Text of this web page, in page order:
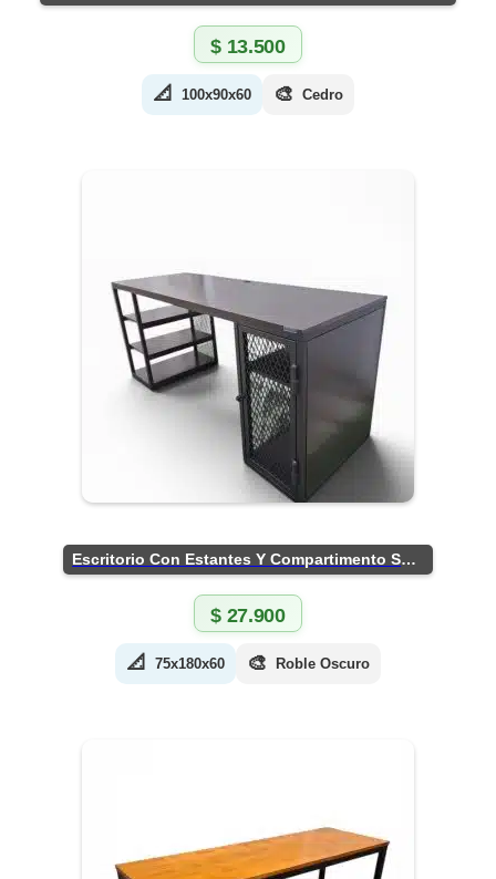
$13.500
📐 100x90x60 🎨 Cedro
Escritorio Con Estantes Y Compartimento Seguro
$27.900
📐 75x180x60 🎨 Roble Oscuro